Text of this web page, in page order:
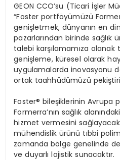
GEON CCO’su (Ticari İşler M
“Fosterportföyümüzü
genişletmek, dünyanın en
pazarlarından birinde
talebi karşılamamıza olanak
genişleme, küresel olarak
uygulamalarda inovasyonu
ortak taahhüdümüzü
Foster® bileşiklerinin Avrupa
Formerra’nın sağlık
hizmet vermesini
mühendislik ürünü tıbbi
zamanda bölge genelinde
ve duyarlı lojistik sunacaktır.